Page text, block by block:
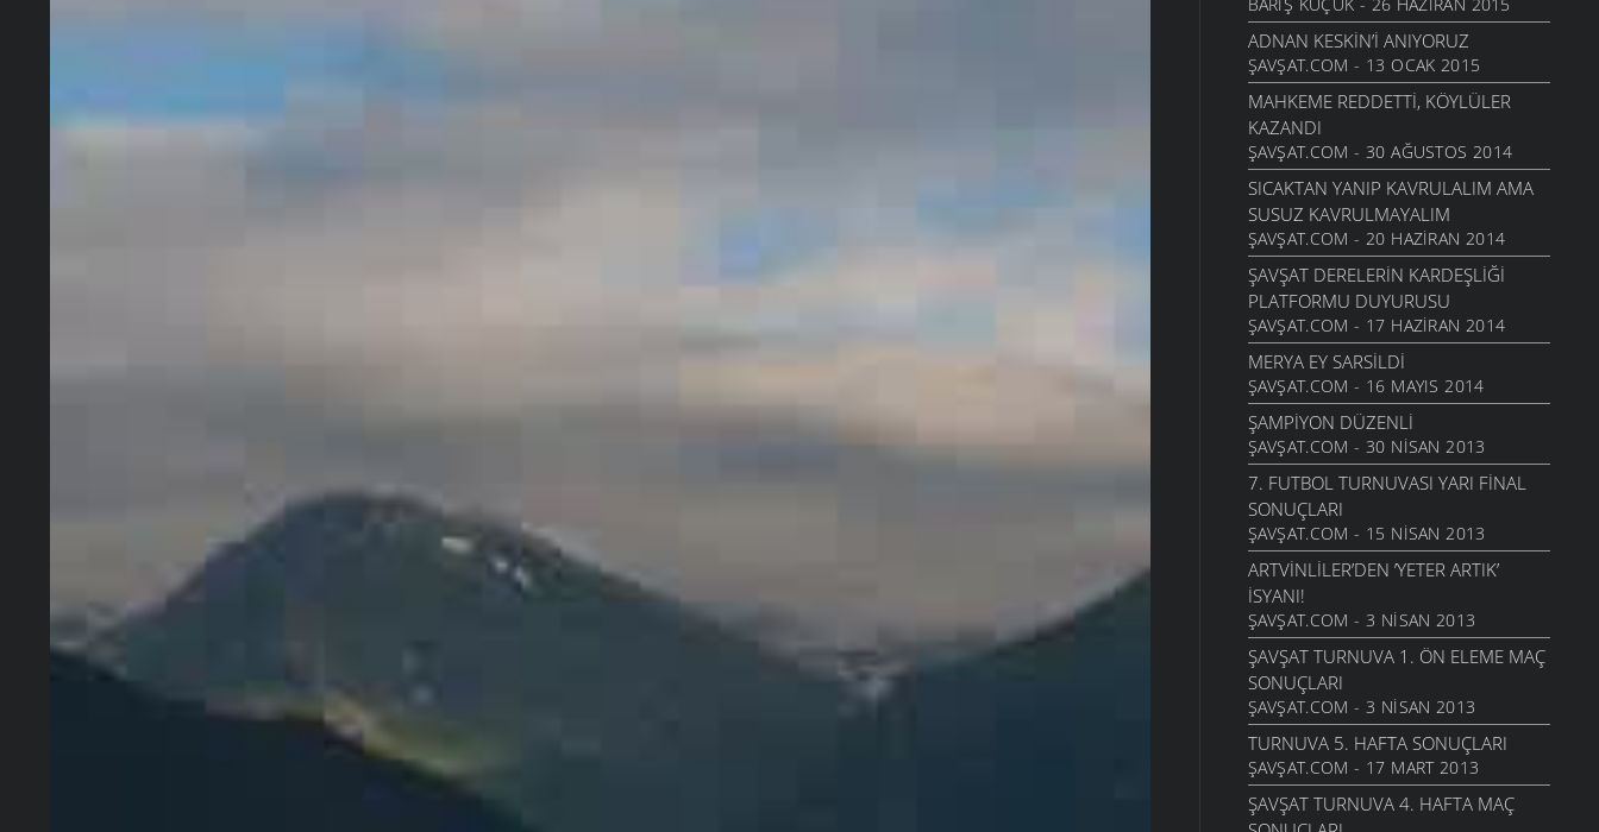
ADNAN KESKIN’I ANIYORUZ
ŞAVŞAT.COM - 13 OCAK 2015
MAHKEME REDDETTI, KÖYLÜLER
KAZANDI
ŞAVŞAT.COM - 30 AĞUSTOS 2014
SICAKTAN YANIP KAVRULALIM AMA
SUSUZ KAVRULMAYALIM
ŞAVŞAT.COM - 20 HAZIRAN 2014
ŞAVŞAT DERELERIN KARDEŞLIĞI
PLATFORMU DUYURUSU
ŞAVŞAT.COM - 17 HAZIRAN 2014
MERYA EY SARSILDI
ŞAVŞAT.COM - 16 MAYIS 2014
ŞAMPIYON DÜZENLI
ŞAVŞAT.COM - 30 NISAN 2013
7. FUTBOL TURNUVASI YARI FINAL
SONUÇLARI
ŞAVŞAT.COM - 15 NISAN 2013
ARTVINLILER’DEN ’YETER ARTIK’
ISYANI!
ŞAVŞAT.COM - 3 NISAN 2013
ŞAVŞAT TURNUVA 1. ÖN ELEME MAÇ
SONUÇLARI
ŞAVŞAT.COM - 3 NISAN 2013
TURNUVA 5. HAFTA SONUÇLARI
ŞAVŞAT.COM - 17 MART 2013
ŞAVŞAT TURNUVA 4. HAFTA MAÇ